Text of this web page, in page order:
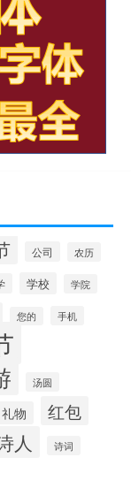
公司 农历
学校 学院
您的 手机
汤圆
礼物 红包
人 诗词